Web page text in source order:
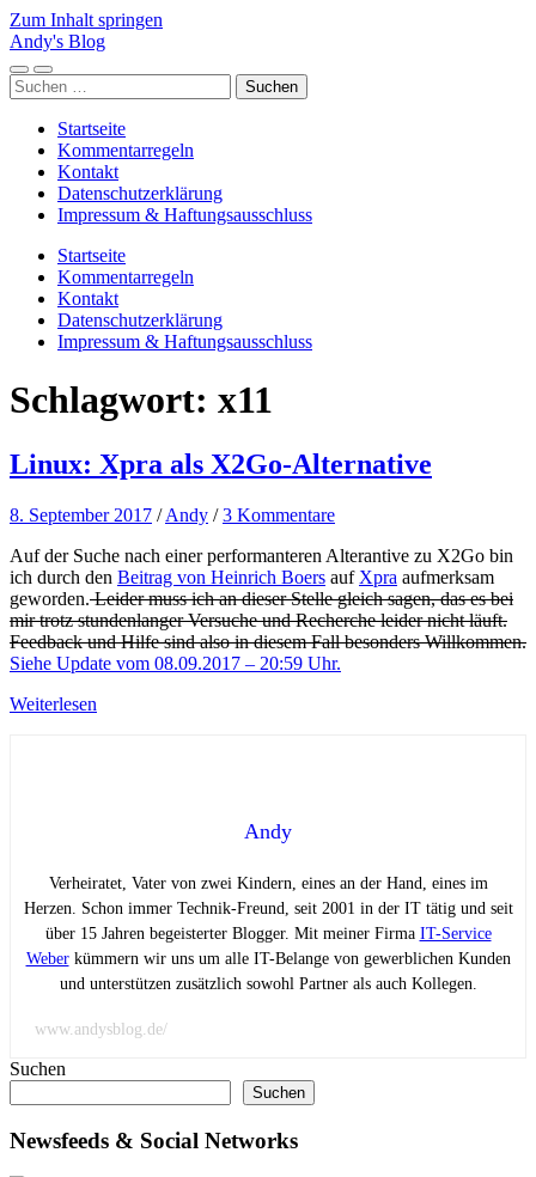
Zum Inhalt springen
Andy's Blog
Mobile-
Menü
Suchfeld
ein-/ausblenden
Suchen
nach:
Startseite
Kommentarregeln
Kontakt
Datenschutzerklärung
Impressum & Haftungsausschluss
Startseite
Kommentarregeln
Kontakt
Datenschutzerklärung
Impressum & Haftungsausschluss
Schlagwort: x11
Linux: Xpra als X2Go-Alternative
8. September 2017 /Andy /3 Kommentare
Auf der Suche nach einer performanteren Alterantive zu X2Go bin
ich durch den Beitrag von Heinrich Boers auf Xpra aufmerksam
geworden.Leider muss ich an dieser Stelle gleich sagen, das es bei
mir trotz stundenlanger Versuche und Recherche leider nicht läuft.
Feedback und Hilfe sind also in diesem Fall besonders Willkommen.
Siehe Update vom 08.09.2017 – 20:59 Uhr.
Weiterlesen
Andy
Verheiratet, Vater von zwei Kindern, eines an der Hand, eines im
Herzen. Schon immer Technik-Freund, seit 2001 in der IT tätig und seit
über 15 Jahren begeisterter Blogger. Mit meiner Firma IT-Service
Weberkümmern wir uns um alle IT-Belange von gewerblichen Kunden
und unterstützen zusätzlich sowohl Partner als auch Kollegen.
www.andysblog.de/
Suchen
Suchen
Newsfeeds & Social Networks